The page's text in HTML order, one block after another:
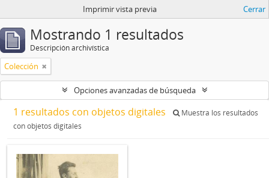
Imprimir vista previa Cerrar
Mostrando 1 resultados
Descripción archivística
Colección
Opciones avanzadas de búsqueda
1 resultados con objetos digitales
Muestra los resultados
con objetos digitales